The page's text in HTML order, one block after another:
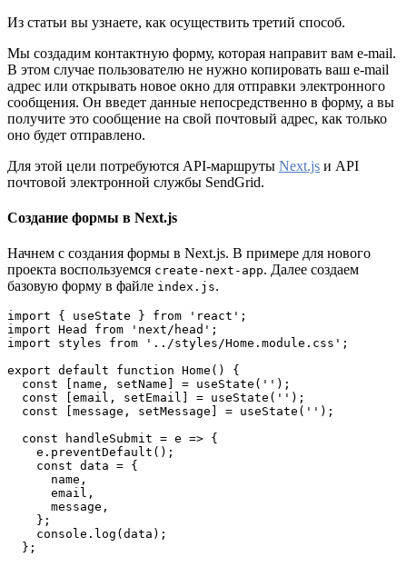
Из статьи вы узнаете, как осуществить третий способ.
Мы создадим контактную форму, которая направит вам e-mail.
В этом случае пользователю не нужно копировать ваш e-mail
адрес или открывать новое окно для отправки электронного
сообщения. Он введет данные непосредственно в форму, а вы
получите это сообщение на свой почтовый адрес, как только
оно будет отправлено.
Для этой цели потребуются API-маршруты Next.js и API
почтовой электронной службы SendGrid.
Создание формы в Next.js
Начнем с создания формы в Next.js. В примере для нового
проекта воспользуемся create-next-app. Далее создаем
базовую форму в файле index.js.
import { useState } from 'react';
import Head from 'next/head';
import styles from '../styles/Home.module.css';
export default function Home() {
  const [name, setName] = useState('');
  const [email, setEmail] = useState('');
  const [message, setMessage] = useState('');
  const handleSubmit = e => {
    e.preventDefault();
    const data = {
      name,
      email,
      message,
    };
    console.log(data);
  };